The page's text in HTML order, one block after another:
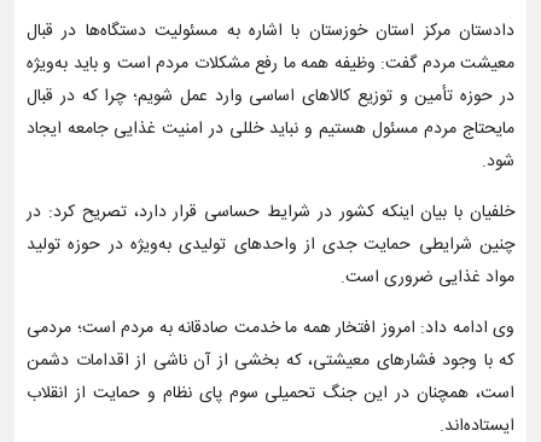
دادستان مرکز استان خوزستان با اشاره به مسئولیت دستگاه‌ها در قبال
معیشت مردم گفت: وظیفه همه ما رفع مشکلات مردم است و باید به‌ویژه
در حوزه تأمین و توزیع کالاهای اساسی وارد عمل شویم؛ چرا که در قبال
مایحتاج مردم مسئول هستیم و نباید خللی در امنیت غذایی جامعه ایجاد
شود.
خلفیان با بیان اینکه کشور در شرایط حساسی قرار دارد، تصریح کرد: در
چنین شرایطی حمایت جدی از واحدهای تولیدی به‌ویژه در حوزه تولید
مواد غذایی ضروری است.
وی ادامه داد: امروز افتخار همه ما خدمت صادقانه به مردم است؛ مردمی
که با وجود فشارهای معیشتی، که بخشی از آن ناشی از اقدامات دشمن
است، همچنان در این جنگ تحمیلی سوم پای نظام و حمایت از انقلاب
ایستاده‌اند.